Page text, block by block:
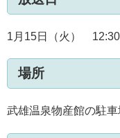
1月15日（火）
場所
武雄温泉物産館の駐